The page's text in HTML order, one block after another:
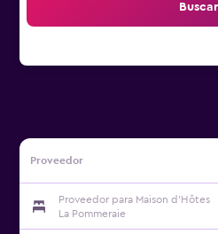
Buscar
Proveedor
Proveedor para Maison d'Hôtes
La Pommeraie